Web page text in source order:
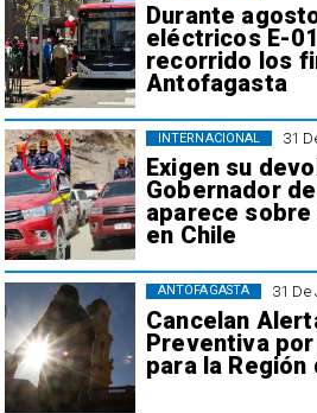
Durante
eléctricos E-
recorrido los
Antofagasta
31
Exigen su
Gobernador
aparece
en Chile
INTERNACIONAL
31 De
Cancelan
Preventiva
para la
ANTOFAGASTA